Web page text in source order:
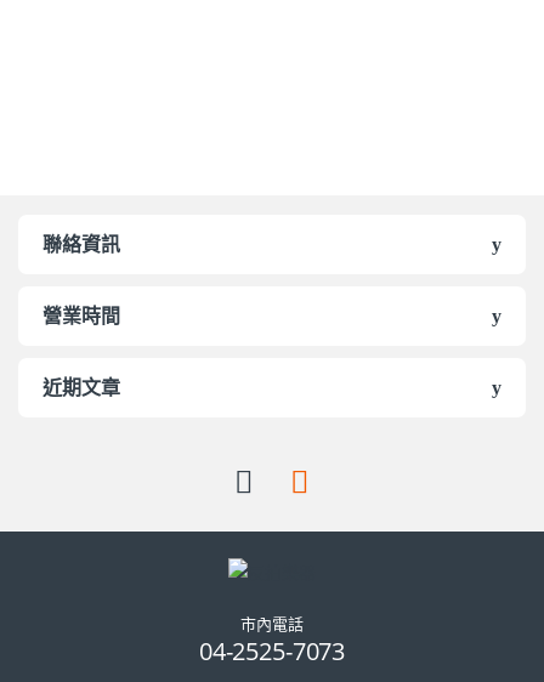
聯絡資訊
營業時間
近期文章
市內電話
04-2525-7073